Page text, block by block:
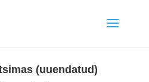
(uuendatud)